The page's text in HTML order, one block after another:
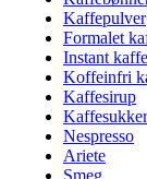
Kaffepulver
Formalet
Instant kaffe
Koffeinfri
Kaffesirup
Kaffesukker
Nespresso
Ariete
Smeg